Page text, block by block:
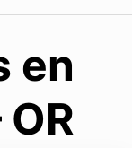
en